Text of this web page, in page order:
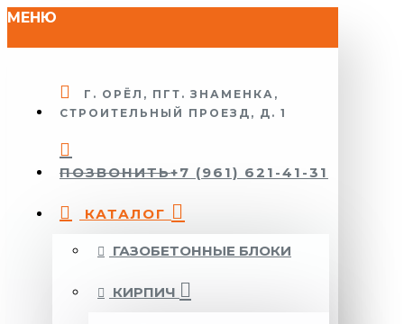
МЕНЮ
Г. ОРЁЛ, ПГТ. ЗНАМЕНКА,
СТРОИТЕЛЬНЫЙ ПРОЕЗД, Д. 1
ПОЗВОНИТЬ+7 (961) 621-41-31
КАТАЛОГ
ГАЗОБЕТОННЫЕ БЛОКИ
КИРПИЧ